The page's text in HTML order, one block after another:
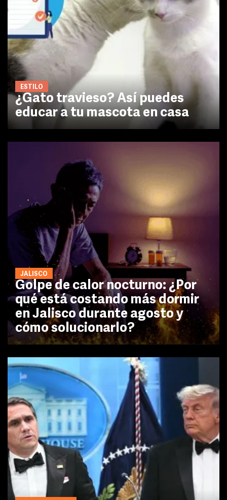
ESTILO
¿Gato travieso? Así puedes
educar a tu mascota en casa
JALISCO
Golpe de calor nocturno: ¿Por
qué está costando más dormir
en Jalisco durante agosto y
cómo solucionarlo?